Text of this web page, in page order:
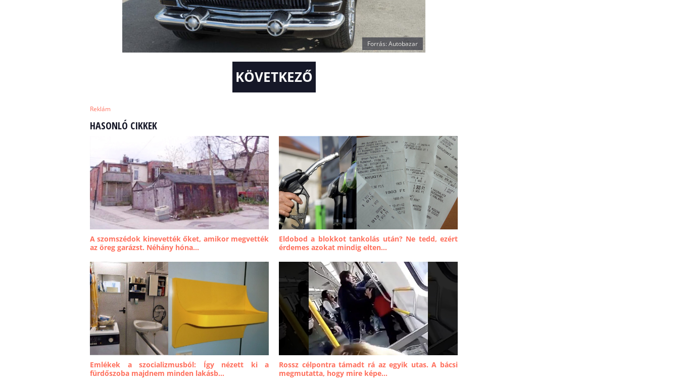
Forrás: Autobazar
KÖVETKEZŐ
Reklám
HASONLÓ CIKKEK
A szomszédok kinevették őket, amikor megvették
az öreg garázst. Néhány hóna...
Eldobod a blokkot tankolás után? Ne tedd, ezért
érdemes azokat mindig elten...
Emlékek a szocializmusból: Így nézett ki a
fürdőszoba majdnem minden lakásb...
Rossz célpontra támadt rá az egyik utas. A bácsi
megmutatta, hogy mire képe...